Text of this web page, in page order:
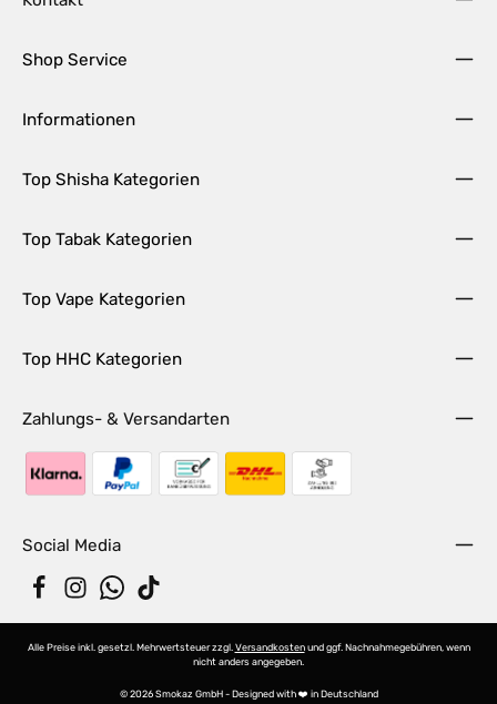
Shop Service
Informationen
Top Shisha Kategorien
Top Tabak Kategorien
Top Vape Kategorien
Top HHC Kategorien
Zahlungs- & Versandarten
Social Media
© 2026 Smokaz GmbH - Designed with ❤️ in Deutschland
Alle Preise inkl. gesetzl. Mehrwertsteuer zzgl. Versandkostenund ggf. Nachnahmegebühren, wenn
nicht anders angegeben.